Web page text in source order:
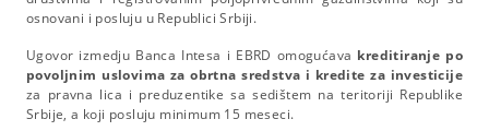
osnovani i posluju u Republici Srbiji.
Ugovor izmedju Banca Intesa i EBRD omogućava kreditiranje po
povoljnim uslovima za obrtna sredstva i kredite za investicije
za pravna lica i preduzentike sa sedištem na teritoriji Republike
Srbije, a koji posluju minimum 15 meseci.